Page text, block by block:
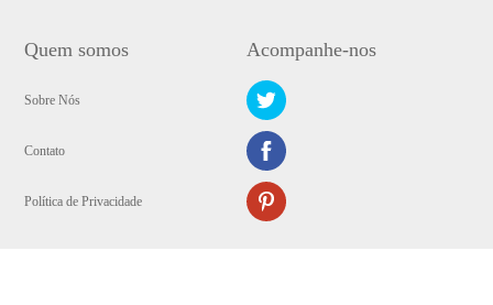
Quem somos
Sobre Nós
Contato
Política de Privacidade
Acompanhe-nos